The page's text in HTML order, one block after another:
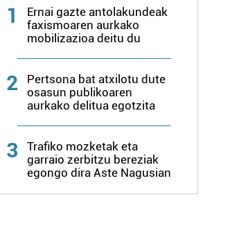
1
Ernai gazte antolakundeak
faxismoaren aurkako
mobilizazioa deitu du
2
Pertsona bat atxilotu dute
osasun publikoaren
aurkako delitua egotzita
3
Trafiko mozketak eta
garraio zerbitzu bereziak
egongo dira Aste Nagusian